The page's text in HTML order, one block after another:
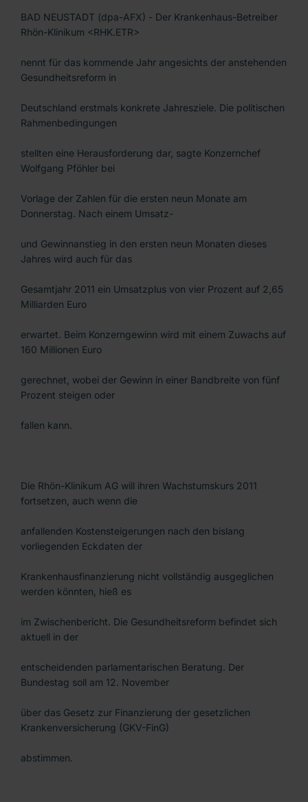
BAD NEUSTADT (dpa-AFX) - Der Krankenhaus-Betreiber
Rhön-Klinikum <RHK.ETR>
nennt für das kommende Jahr angesichts der anstehenden
Gesundheitsreform in
Deutschland erstmals konkrete Jahresziele. Die politischen
Rahmenbedingungen
stellten eine Herausforderung dar, sagte Konzernchef
Wolfgang Pföhler bei
Vorlage der Zahlen für die ersten neun Monate am
Donnerstag. Nach einem Umsatz-
und Gewinnanstieg in den ersten neun Monaten dieses
Jahres wird auch für das
Gesamtjahr 2011 ein Umsatzplus von vier Prozent auf 2,65
Milliarden Euro
erwartet. Beim Konzerngewinn wird mit einem Zuwachs auf
160 Millionen Euro
gerechnet, wobei der Gewinn in einer Bandbreite von fünf
Prozent steigen oder
fallen kann.
Die Rhön-Klinikum AG will ihren Wachstumskurs 2011
fortsetzen, auch wenn die
anfallenden Kostensteigerungen nach den bislang
vorliegenden Eckdaten der
Krankenhausfinanzierung nicht vollständig ausgeglichen
werden könnten, hieß es
im Zwischenbericht. Die Gesundheitsreform befindet sich
aktuell in der
entscheidenden parlamentarischen Beratung. Der
Bundestag soll am 12. November
über das Gesetz zur Finanzierung der gesetzlichen
Krankenversicherung (GKV-FinG)
abstimmen.